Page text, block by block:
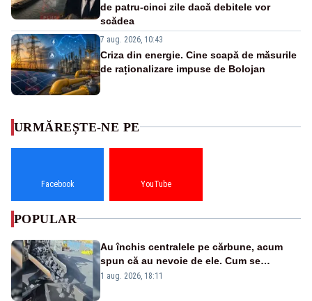
de patru-cinci zile dacă debitele vor
scădea
7 aug. 2026, 10:43
Criza din energie. Cine scapă de măsurile
de raționalizare impuse de Bolojan
URMĂREȘTE-NE PE
Facebook YouTube
POPULAR
Au închis centralele pe cărbune, acum
spun că au nevoie de ele. Cum se
pasează vina în plină criză energetică
1 aug. 2026, 18:11